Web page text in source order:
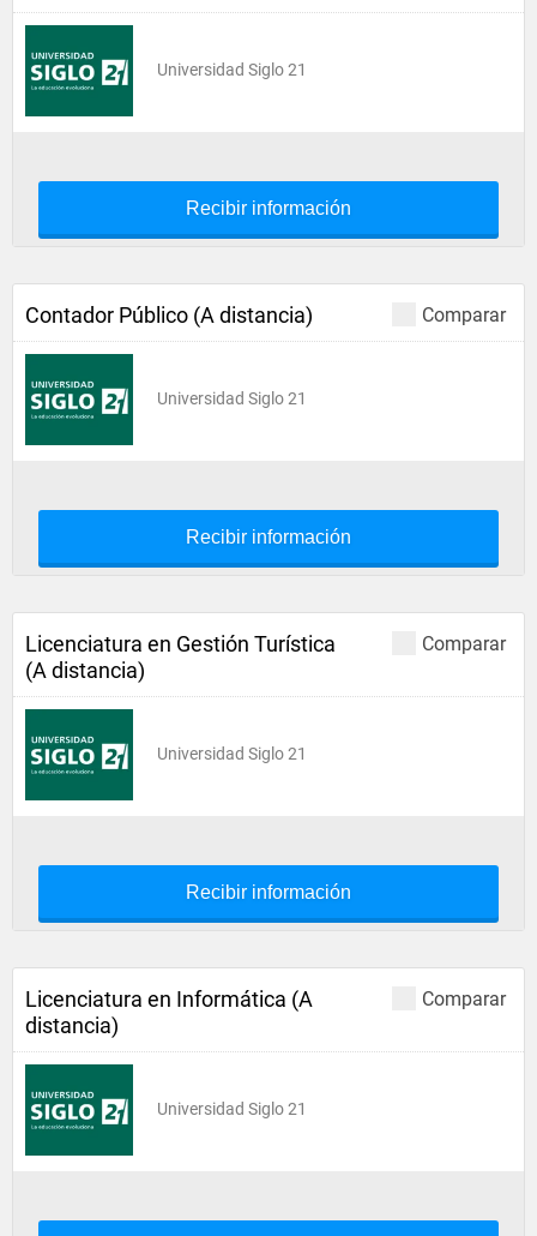
Universidad Siglo 21
Recibir información
Comparar
Contador Público (A distancia)
Universidad Siglo 21
Recibir información
Comparar
Licenciatura en Gestión Turística
(A distancia)
Universidad Siglo 21
Recibir información
Comparar
Licenciatura en Informática (A
distancia)
Universidad Siglo 21